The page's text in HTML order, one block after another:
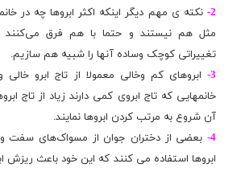
2- نکته ی مهم دیگر اینکه اکثر ابروها چه در
مثل هم نیستند و حتما با هم فرق می‌کنند
تغییراتی کوچک وساده آنها را شبیه هم سازیم.
3-
ابروهای کم وخالی معمولا از تاج ابرو
خانمهایی که تاج ابروی کمی دارند زیاد از تاج
آن شروع به مرتب کردن ابروها نمایند.
4- بعضی از دختران جوان از مسواک‌های سفت
ابروها استفاده می کنند که این خود باعث ریزش